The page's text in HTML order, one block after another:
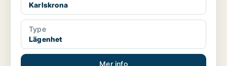
Karlskrona
Type
Lägenhet
Mer info